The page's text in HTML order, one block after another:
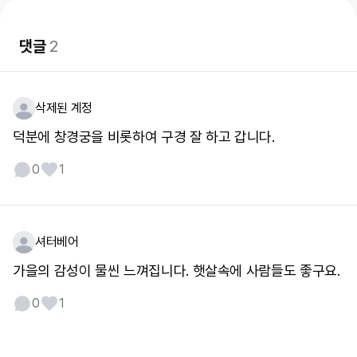
댓글2
삭제된 계정
덕분에 창경궁을 비롯하여 구경 잘 하고 갑니다.
0 1
셔터베어
가을의 감성이 물씬 느껴집니다. 햇살속에 사람들도 좋구요.
0 1